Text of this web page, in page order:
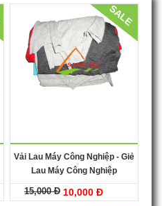
SALE
Vải Lau Máy Công Nghiệp - Giẻ
Lau Máy Công Nghiệp
15,000 Đ 10,000 Đ